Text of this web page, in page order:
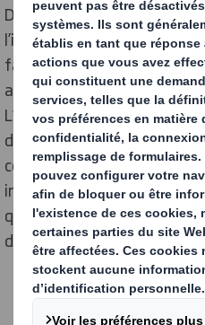
De l’emballage durable à
l’innovation du secteur est
face aux nouvelles attentes
aux défis
L’évolution rapide des
des emballages toujours
contraintes, grâce à des
innovantes. Focus sur les
que sur les enjeux de
d’emballages dans votre